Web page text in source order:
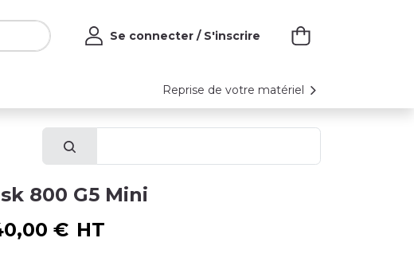
Se connecter / S'inscrire
Reprise de votre matériel
800 G5 Mini
€ HT